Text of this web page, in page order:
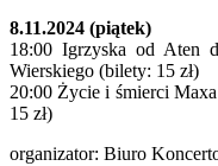
8.11.2024 (piątek)
18:00 Igrzyska od Aten
Wierskiego (bilety: 15 zł)
20:00 Życie i śmierci
15 zł)
organizator: Biuro